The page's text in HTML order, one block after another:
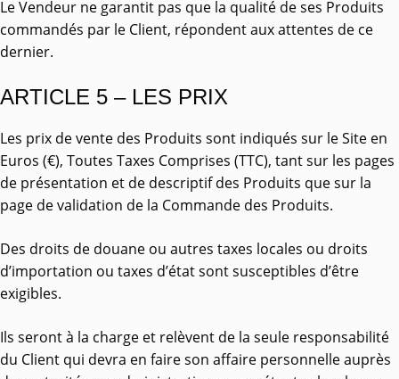
Le Vendeur ne garantit pas que la qualité de ses Produits
commandés par le Client, répondent aux attentes de ce
dernier.
ARTICLE 5 – LES PRIX
Les prix de vente des Produits sont indiqués sur le Site en
Euros (€), Toutes Taxes Comprises (TTC), tant sur les pages
de présentation et de descriptif des Produits que sur la
page de validation de la Commande des Produits.
Des droits de douane ou autres taxes locales ou droits
d’importation ou taxes d’état sont susceptibles d’être
exigibles.
Ils seront à la charge et relèvent de la seule responsabilité
du Client qui devra en faire son affaire personnelle auprès